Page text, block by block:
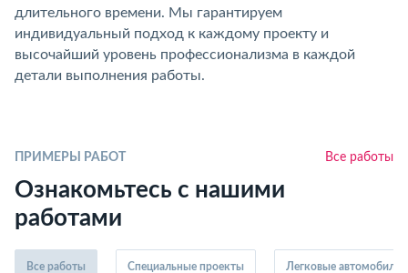
длительного времени. Мы гарантируем
индивидуальный подход к каждому проекту и
высочайший уровень профессионализма в каждой
детали выполнения работы.
ПРИМЕРЫ РАБОТ Все работы
Ознакомьтесь с нашими
работами
Все работы Специальные проекты Легковые автомобили